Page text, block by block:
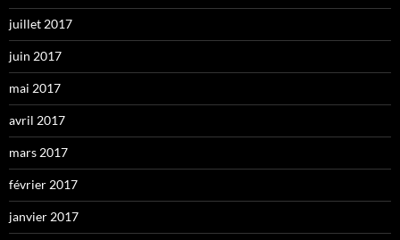
juillet 2017
juin 2017
mai 2017
avril 2017
mars 2017
février 2017
janvier 2017